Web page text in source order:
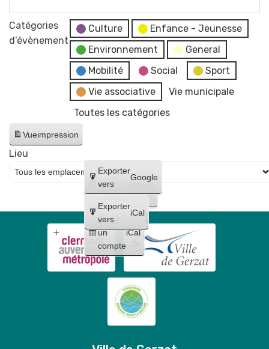
métrage
Y'avanti
🩱
👙
👕
dressing
80e
anniversaire
Secours
marché
aux
Catégories
d’évènement
Culture
Enfance - Jeunesse
Environnement
General
Mobilité
Social
Sport
Vie associative
Vie municipale
Toutes les catégories
Vueimpression
Créer
un
compte
Google
Créer
un
compte
iCal
Exporter
vers
Google
Exporter
vers
iCal
Lieu